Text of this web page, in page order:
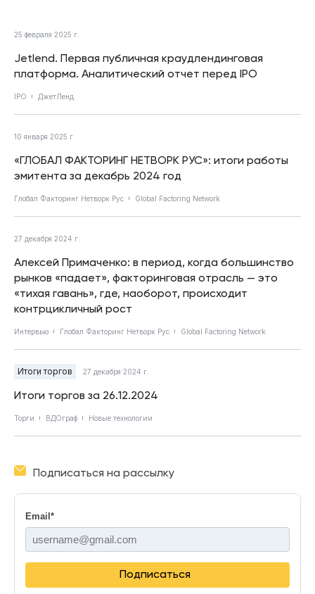
25 февраля 2025 г.
Jetlend. Первая публичная краудлендинговая
платформа. Аналитический отчет перед IPO
IPO ДжетЛенд
10 января 2025 г.
«ГЛОБАЛ ФАКТОРИНГ НЕТВОРК РУС»: итоги работы
эмитента за декабрь 2024 год
Глобал Факторинг Нетворк Рус Global Factoring Network
27 декабря 2024 г.
Алексей Примаченко: в период, когда большинство
рынков «падает», факторинговая отрасль — это
«тихая гавань», где, наоборот, происходит
контрцикличный рост
Интервью Глобал Факторинг Нетворк Рус Global Factoring Network
Итоги торгов 27 декабря 2024 г.
Итоги торгов за 26.12.2024
Торги ВДОграф Новые технологии
Подписаться на рассылку
Email *
Подписаться